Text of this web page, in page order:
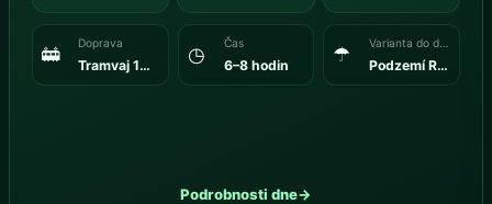
oběd.
aby děti
v…
🚋 Doprava
Tramvaj 18 + chůze ◷ Čas
6–8 hodin ☂ Podzemí Rynku + muzeum na Wawelu.
Podrobnosti dne→